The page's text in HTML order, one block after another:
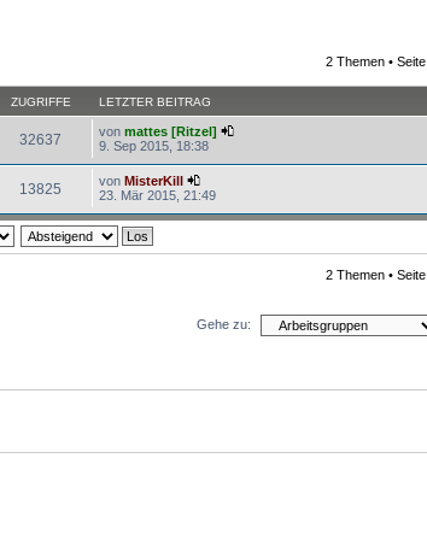
2 Themen • Seite
ZUGRIFFE LETZTER BEITRAG
32637 vonmattes [Ritzel]
9. Sep 2015, 18:38
13825 vonMisterKill
23. Mär 2015, 21:49
2 Themen • Seite
Gehe zu: